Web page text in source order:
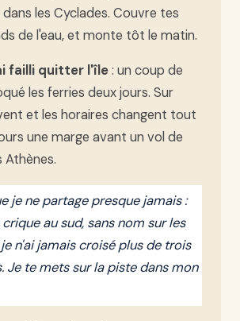
les Cyclades. Couvre tes
de l'eau, et monte tôt le matin.
failli quitter l'île: un coup de
les ferries deux jours. Sur
et les horaires changent tout
une marge avant un vol de
je ne partage presque jamais :
au sud, sans nom sur les
n'ai jamais croisé plus de trois
Je te mets sur la piste dans mon